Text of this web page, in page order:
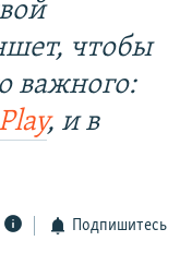
чтобы
важного:
, и в
Подпишитесь